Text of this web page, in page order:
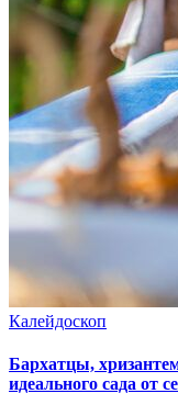
Калейдоскоп
Бархатцы,
идеального сада от